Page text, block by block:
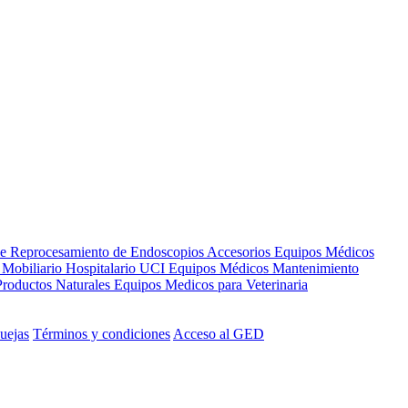
Reprocesamiento de Endoscopios Accesorios Equipos Médicos
Mobiliario Hospitalario UCI Equipos Médicos Mantenimiento
Naturales Equipos Medicos para Veterinaria
Términos y condiciones Acceso al GED